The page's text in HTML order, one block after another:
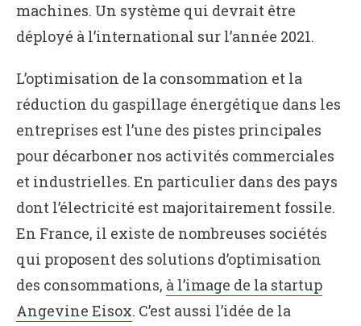
machines. Un système qui devrait être
déployé à l’international sur l’année 2021.
L’optimisation de la consommation et la
réduction du gaspillage énergétique dans les
entreprises est l’une des pistes principales
pour décarboner nos activités commerciales
et industrielles. En particulier dans des pays
dont l’électricité est majoritairement fossile.
En France, il existe de nombreuses sociétés
qui proposent des solutions d’optimisation
des consommations, à l’image de la startup
Angevine Eisox. C’est aussi l’idée de la